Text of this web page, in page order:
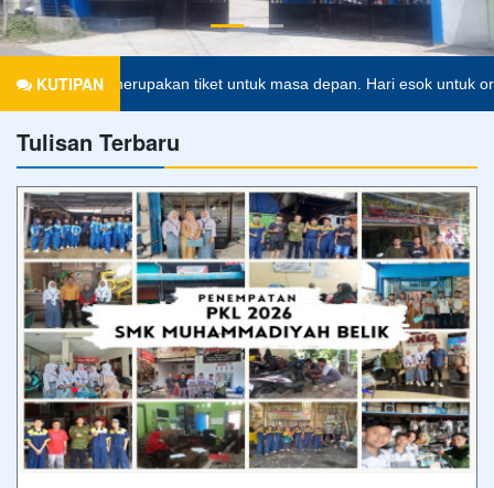
KUTIPAN
merupakan tiket untuk masa depan. Hari esok untuk orang-
Tulisan Terbaru